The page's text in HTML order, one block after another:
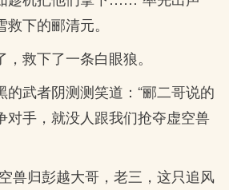
下的郦清元。
救下了一条白眼狼。
的武者阴测测笑道：“郦二哥说的
对手，就没人跟我们抢夺虚空兽
兽归彭越大哥，老三，这只追风